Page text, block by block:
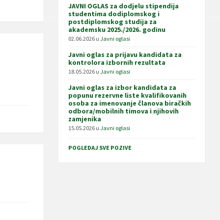
JAVNI OGLAS za dodjelu stipendija
studentima dodiplomskog i
postdiplomskog studija za
akademsku 2025./2026. godinu
02.06.2026 uJavni oglasi
Javni oglas za prijavu kandidata za
kontrolora izbornih rezultata
18.05.2026 uJavni oglasi
Javni oglas za izbor kandidata za
popunu rezervne liste kvalifikovanih
osoba za imenovanje članova biračkih
odbora/mobilnih timova i njihovih
zamjenika
15.05.2026 uJavni oglasi
POGLEDAJ SVE POZIVE